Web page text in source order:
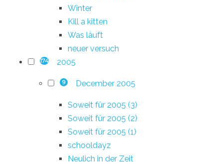
Winter
Kill a kitten
Was läuft
neuer versuch
174 2005
9 December 2005
Soweit für 2005 (3)
Soweit für 2005 (2)
Soweit für 2005 (1)
schooldayz
Neulich in der Zeit